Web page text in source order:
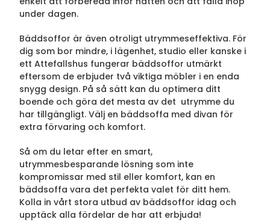
under dagen.
Bäddsoffor är även otroligt utrymmeseffektiva. För
dig som bor mindre, i lägenhet, studio eller kanske i
ett Attefallshus fungerar bäddsoffor utmärkt
eftersom de erbjuder två viktiga möbler i en enda
snygg design. På så sätt kan du optimera ditt
boende och göra det mesta av det utrymme du
har tillgängligt. Välj en bäddsoffa med divan för
extra förvaring och komfort.
Så om du letar efter en smart,
utrymmesbesparande lösning som inte
kompromissar med stil eller komfort, kan en
bäddsoffa vara det perfekta valet för ditt hem.
Kolla in vårt stora utbud av bäddsoffor idag och
upptäck alla fördelar de har att erbjuda!